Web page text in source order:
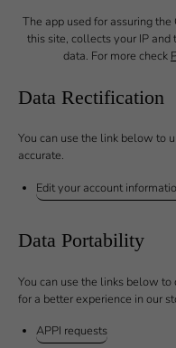
The app used for assuring the
this site, collects your IP and
data. For more check
Data Rectification
You can use the link below to
accurate.
Edit your account
Data Portability
You can use the links below
for a better experience in our
APPI requests